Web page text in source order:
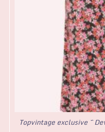
Topvintage exclusive ~